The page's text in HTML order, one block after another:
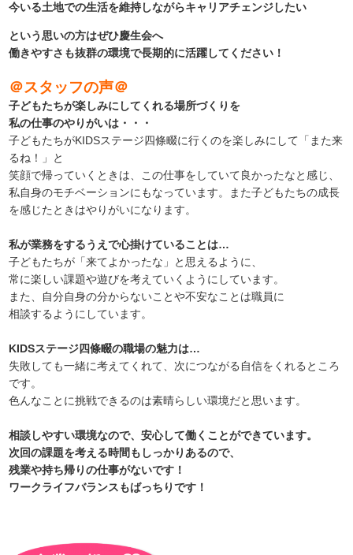
今いる土地での生活を維持しながらキャリアチェンジしたい
という思いの方はぜひ慶生会へ
働きやすさも抜群の環境で長期的に活躍してください！
＠スタッフの声＠
子どもたちが楽しみにしてくれる場所づくりを
私の仕事のやりがいは・・・
子どもたちがKIDSステージ四條畷に行くのを楽しみにして「また来
るね！」と
笑顔で帰っていくときは、この仕事をしていて良かったなと感じ、
私自身のモチベーションにもなっています。また子どもたちの成長
を感じたときはやりがいになります。
私が業務をするうえで心掛けていることは…
子どもたちが「来てよかったな」と思えるように、
常に楽しい課題や遊びを考えていくようにしています。
また、自分自身の分からないことや不安なことは職員に
相談するようにしています。
KIDSステージ四條畷の職場の魅力は…
失敗しても一緒に考えてくれて、次につながる自信をくれるところ
です。
色んなことに挑戦できるのは素晴らしい環境だと思います。
相談しやすい環境なので、安心して働くことができています。
次回の課題を考える時間もしっかりあるので、
残業や持ち帰りの仕事がないです！
ワークライフバランスもばっちりです！